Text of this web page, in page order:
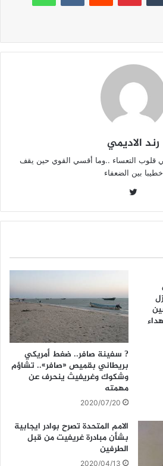
رند الاديمي
قلوب التعساء ..وما أقسي القوي حين يقف
خطيبا بين الضعفاء
? سفينة صافر.. ضغط أمريكي
بريطاني بقميص «صافر».. تشاؤم
وشكوك وغريفيث ينحرف عن
مهمته
2020/07/20
الامم المتحدة تصرح بوادر ايجابية
بشأن مبادرة غريفيت من قبل
الطرفين
2020/04/13